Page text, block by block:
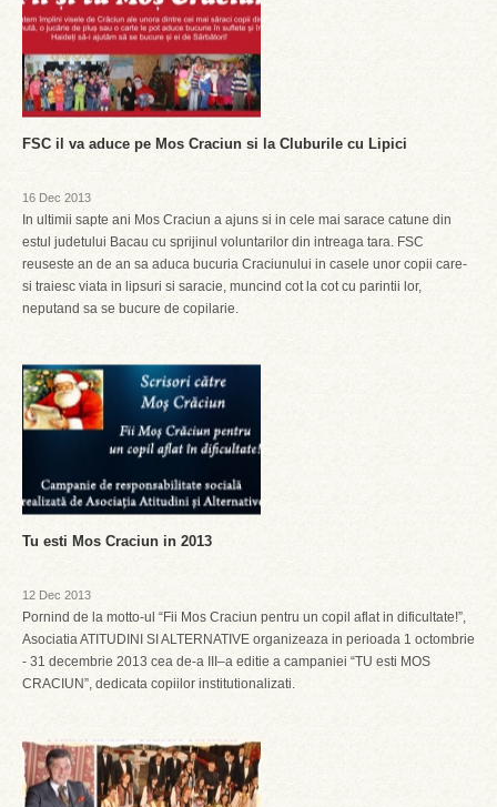
FSC il va aduce pe Mos Craciun si la Cluburile cu Lipici
16 Dec 2013
In ultimii sapte ani Mos Craciun a ajuns si in cele mai sarace catune din
estul judetului Bacau cu sprijinul voluntarilor din intreaga tara. FSC
reuseste an de an sa aduca bucuria Craciunului in casele unor copii care-
si traiesc viata in lipsuri si saracie, muncind cot la cot cu parintii lor,
neputand sa se bucure de copilarie.
Tu esti Mos Craciun in 2013
12 Dec 2013
Pornind de la motto-ul “Fii Mos Craciun pentru un copil aflat in dificultate!”,
Asociatia ATITUDINI SI ALTERNATIVE organizeaza in perioada 1 octombrie
- 31 decembrie 2013 cea de-a III–a editie a campaniei “TU esti MOS
CRACIUN”, dedicata copiilor institutionalizati.